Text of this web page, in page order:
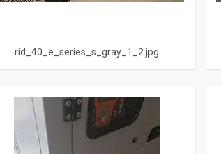
rid_40_e_series_s_gray_1_2.jpg